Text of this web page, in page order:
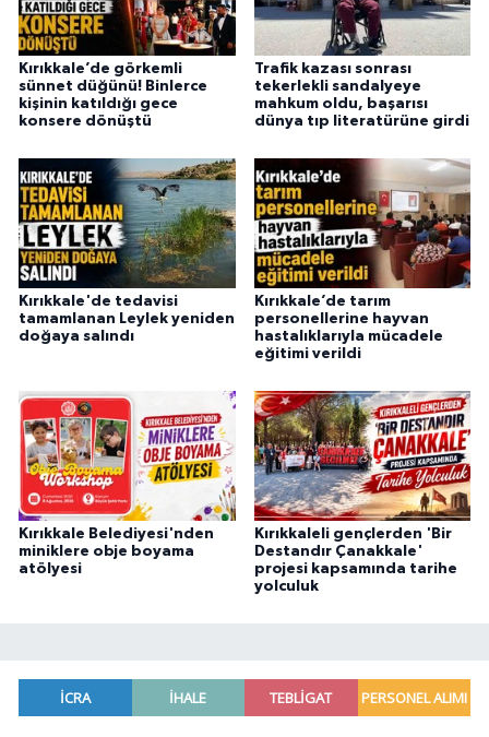
Kırıkkale’de görkemli
sünnet düğünü! Binlerce
kişinin katıldığı gece
konsere dönüştü
Trafik kazası sonrası
tekerlekli sandalyeye
mahkum oldu, başarısı
dünya tıp literatürüne girdi
Kırıkkale'de tedavisi
tamamlanan Leylek yeniden
doğaya salındı
Kırıkkale’de tarım
personellerine hayvan
hastalıklarıyla mücadele
eğitimi verildi
Kırıkkale Belediyesi'nden
miniklere obje boyama
atölyesi
Kırıkkaleli gençlerden 'Bir
Destandır Çanakkale'
projesi kapsamında tarihe
yolculuk